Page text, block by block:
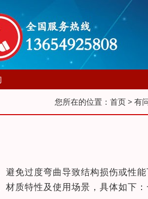
您所在的位置： 首页> 有
免过度弯曲导致结构损伤或性
材质特性及使用场景，具体如下